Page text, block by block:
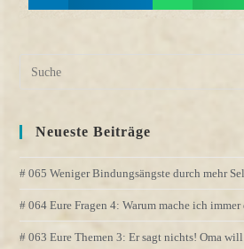
Neueste Beiträge
# 065 Weniger Bindungsängste durch mehr
# 064 Eure Fragen 4: Warum mache ich
# 063 Eure Themen 3: Er sagt nichts! Oma